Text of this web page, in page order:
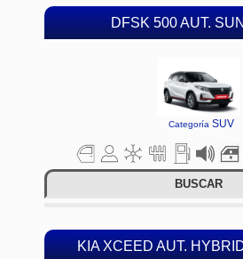
DFSK 500 AUT.
Categoría SUV
BUSCAR
KIA XCEED AUT.